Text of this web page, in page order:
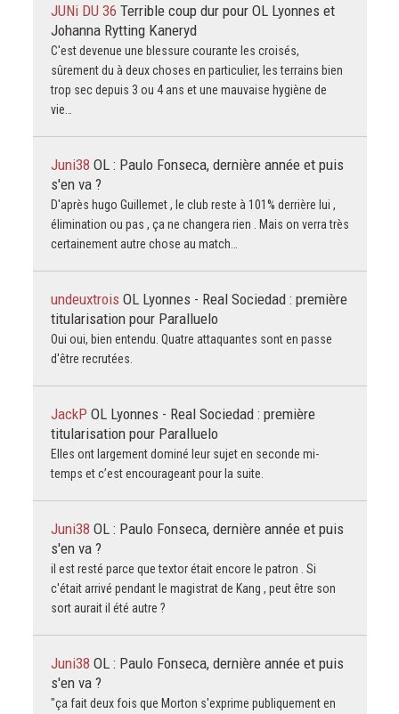
JUNi DU 36 Terrible coup dur pour OL Lyonnes et
Johanna Rytting Kaneryd
C'est devenue une blessure courante les croisés,
sûrement du à deux choses en particulier, les terrains bien
trop sec depuis 3 ou 4 ans et une mauvaise hygiène de
vie…
Juni38 OL : Paulo Fonseca, dernière année et puis
s'en va ?
D'après hugo Guillemet , le club reste à 101% derrière lui ,
élimination ou pas , ça ne changera rien . Mais on verra très
certainement autre chose au match…
undeuxtrois OL Lyonnes - Real Sociedad : première
titularisation pour Paralluelo
Oui oui, bien entendu. Quatre attaquantes sont en passe
d'être recrutées.
JackP OL Lyonnes - Real Sociedad : première
titularisation pour Paralluelo
Elles ont largement dominé leur sujet en seconde mi-
temps et c’est encourageant pour la suite.
Juni38 OL : Paulo Fonseca, dernière année et puis
s'en va ?
il est resté parce que textor était encore le patron . Si
c'était arrivé pendant le magistrat de Kang , peut être son
sort aurait il été autre ?
Juni38 OL : Paulo Fonseca, dernière année et puis
s'en va ?
"ça fait deux fois que Morton s'exprime publiquement en